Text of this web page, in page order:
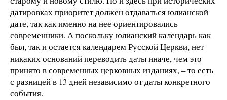
датировках приоритет должен отдаваться юлианской
дате, так как именно на нее ориентировались
современники. А поскольку юлианский календарь как
был, так и остается календарем Русской Церкви, нет
никаких оснований переводить даты иначе, чем это
принято в современных церковных изданиях, – то есть
с разницей в 13 дней независимо от даты конкретного
события.